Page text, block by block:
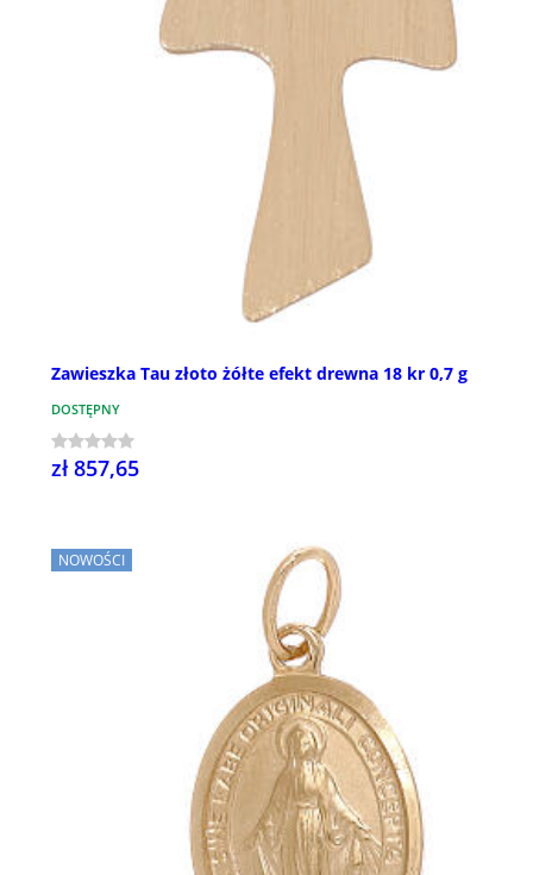
Zawieszka Tau złoto żółte efekt drewna 18 kr 0,7 g
DOSTĘPNY
zł 857,65
NOWOŚCI